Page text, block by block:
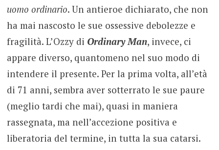
uomo ordinario. Un antieroe dichiarato, che non
ha mai nascosto le sue ossessive debolezze e
fragilità. L’Ozzy di Ordinary Man, invece, ci
appare diverso, quantomeno nel suo modo di
intendere il presente. Per la prima volta, all’età
di 71 anni, sembra aver sotterrato le sue paure
(meglio tardi che mai), quasi in maniera
rassegnata, ma nell’accezione positiva e
liberatoria del termine, in tutta la sua catarsi.